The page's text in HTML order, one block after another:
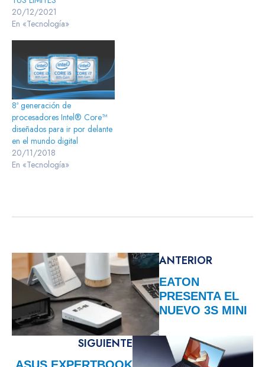
20/12/2021
En «Tecnología»
8ª generación de
procesadores Intel® Core™
diseñados para ir por delante
en el mundo digital
20/11/2018
En «Tecnología»
ANTERIOR
EATON
PRESENTA EL
NUEVO 3S MINI
SIGUIENTE